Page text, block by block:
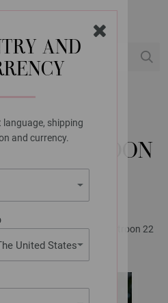
AND
language, shipping
and currency.
United States
GROSSA
(NL) | Patroon 22